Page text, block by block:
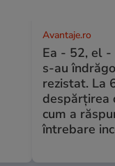
Avantaje.ro
Ea - 52, el -
s-au
rezistat. La
despărțirea
cum a
întrebare